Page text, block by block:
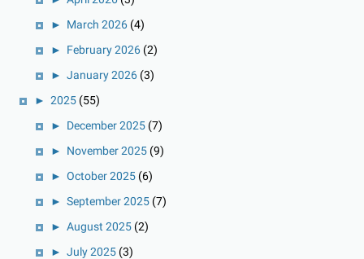
► March 2026 (4)
► February 2026 (2)
► January 2026 (3)
► 2025 (55)
► December 2025 (7)
► November 2025 (9)
► October 2025 (6)
► September 2025 (7)
► August 2025 (2)
► July 2025 (3)